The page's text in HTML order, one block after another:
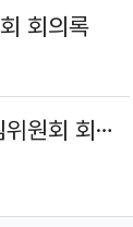
회의록
2026년 제6차 코로나19 예방접종 피해보상 재심위원회 회의록